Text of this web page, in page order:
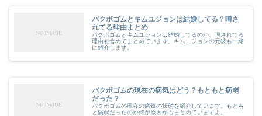
パクボゴムとキムユジョンは結婚してる？噂さ
れてる理由まとめ
パクボゴムとキムユジョンは結婚してるのか、噂されてる
理由も含めてまとめています。キムユジョンの元彼も一緒
に紹介します。
パクボゴムの現在の病気はどう？もともと病弱
だった？
パクボゴムの現在の病気の状態を紹介しています。もとも
と病弱だったのか何が原因かもまとめていますよ。